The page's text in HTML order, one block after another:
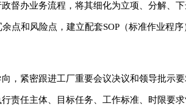
督办业务流程，将其细化为立项、分解、
点和风险点，建立配套SOP（标准作业程
，紧密跟进工厂重要会议决议和领导批示
责任主体、目标任务、工作标准、时限要